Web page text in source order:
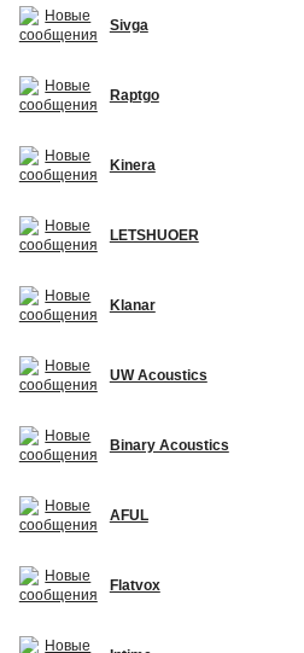
Sivga
Raptgo
Kinera
LETSHUOER
Klanar
UW Acoustics
Binary Acoustics
AFUL
Flatvox